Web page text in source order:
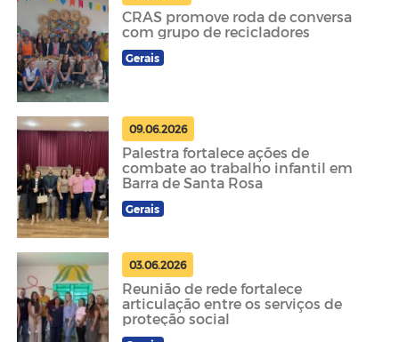
CRAS promove roda de conversa
com grupo de recicladores
Gerais
09.06.2026
Palestra fortalece ações de
combate ao trabalho infantil em
Barra de Santa Rosa
Gerais
03.06.2026
Reunião de rede fortalece
articulação entre os serviços de
proteção social